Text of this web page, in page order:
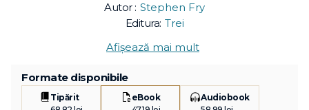
Autor : Stephen Fry
Editura: Trei
Afișează mai mult
Formate disponibile
Tipărit
eBook
Audiobook